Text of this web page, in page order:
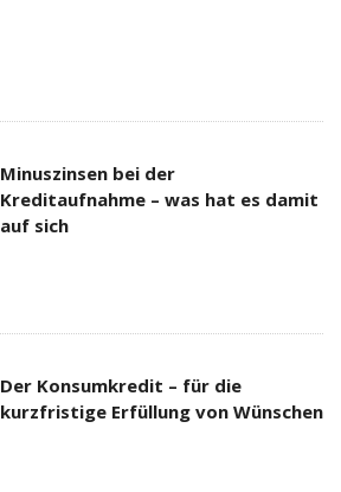
Minuszinsen bei der
Kreditaufnahme – was hat es damit
auf sich
Der Konsumkredit – für die
kurzfristige Erfüllung von Wünschen